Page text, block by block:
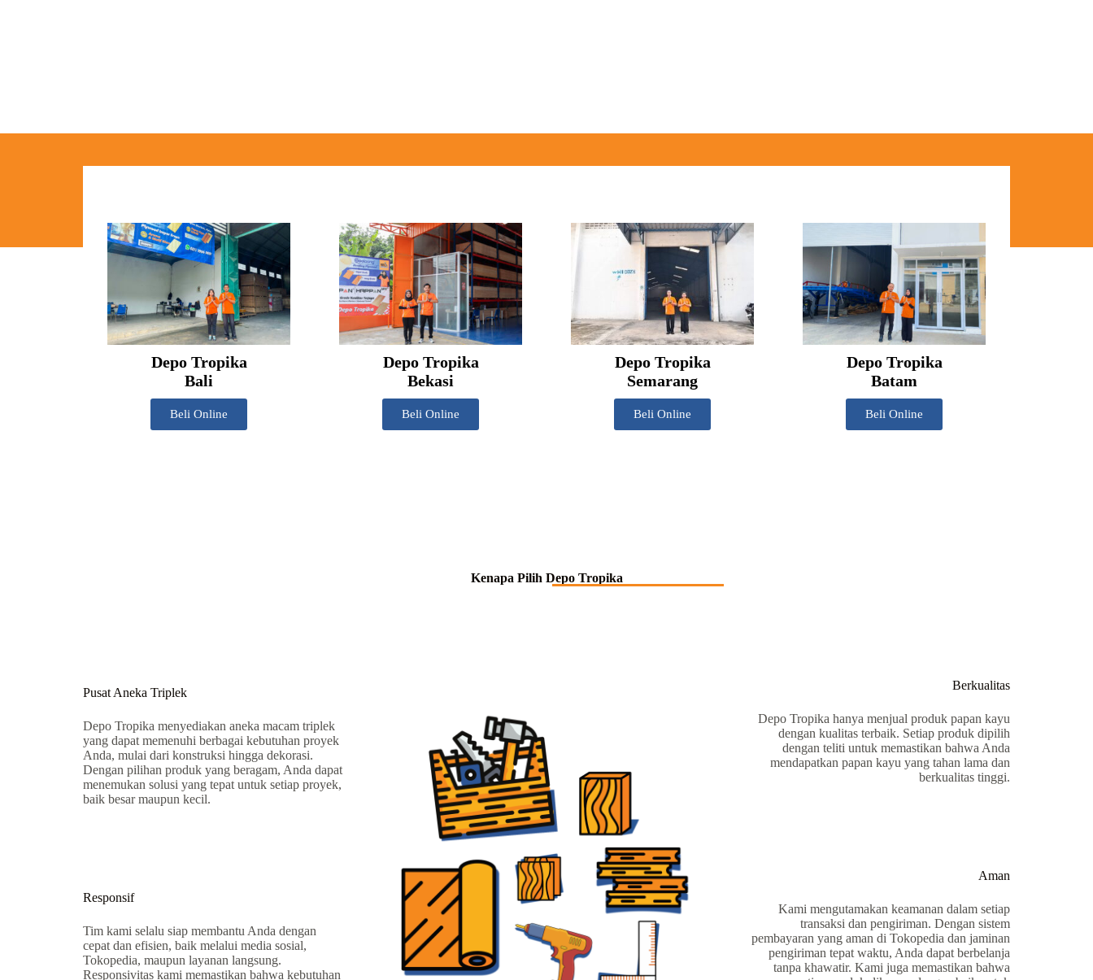
Depo Tropika
Bali
Beli Online
Depo Tropika
Bekasi
Beli Online
Depo Tropika
Semarang
Beli Online
Depo Tropika
Batam
Beli Online
Kenapa Pilih Depo Tropika
Pusat Aneka Triplek
Depo Tropika menyediakan aneka macam triplek
yang dapat memenuhi berbagai kebutuhan proyek
Anda, mulai dari konstruksi hingga dekorasi.
Dengan pilihan produk yang beragam, Anda dapat
menemukan solusi yang tepat untuk setiap proyek,
baik besar maupun kecil.
Responsif
Tim kami selalu siap membantu Anda dengan
cepat dan efisien, baik melalui media sosial,
Tokopedia, maupun layanan langsung.
Responsivitas kami memastikan bahwa kebutuhan
Berkualitas
Depo Tropika hanya menjual produk papan kayu
dengan kualitas terbaik. Setiap produk dipilih
dengan teliti untuk memastikan bahwa Anda
mendapatkan papan kayu yang tahan lama dan
berkualitas tinggi.
Aman
Kami mengutamakan keamanan dalam setiap
transaksi dan pengiriman. Dengan sistem
pembayaran yang aman di Tokopedia dan jaminan
pengiriman tepat waktu, Anda dapat berbelanja
tanpa khawatir. Kami juga memastikan bahwa